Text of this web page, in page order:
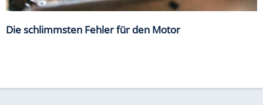
Die schlimmsten Fehler für den Motor